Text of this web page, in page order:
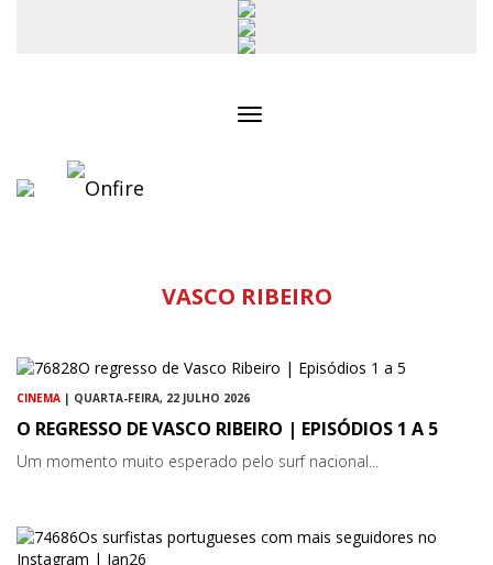
VASCO RIBEIRO
CINEMA | QUARTA-FEIRA, 22 JULHO 2026
O REGRESSO DE VASCO RIBEIRO | EPISÓDIOS 1 A 5
Um momento muito esperado pelo surf nacional...